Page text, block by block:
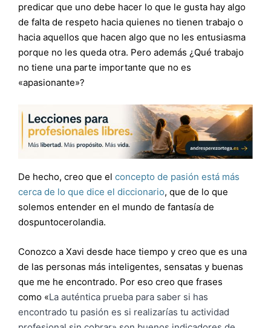
predicar que uno debe hacer lo que le gusta hay algo
de falta de respeto hacia quienes no tienen trabajo o
hacia aquellos que hacen algo que no les entusiasma
porque no les queda otra. Pero además ¿Qué trabajo
no tiene una parte importante que no es
«apasionante»?
De hecho, creo que el concepto de pasión está más
cerca de lo que dice el diccionario, que de lo que
solemos entender en el mundo de fantasía de
dospuntocerolandia.
Conozco a Xavi desde hace tiempo y creo que es una
de las personas más inteligentes, sensatas y buenas
que me he encontrado. Por eso creo que frases
como «La auténtica prueba para saber si has
encontrado tu pasión es si realizarías tu actividad